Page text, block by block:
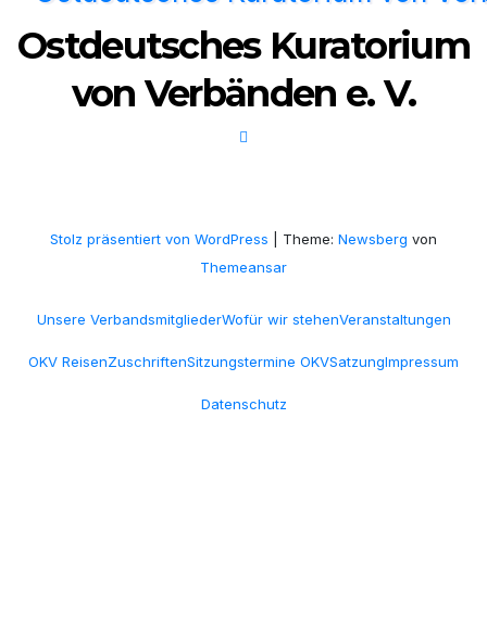
Ostdeutsches Kuratorium
von Verbänden e. V.
Stolz präsentiert von WordPress Theme: Newsberg von
Themeansar
Unsere VerbandsmitgliederWofür wir stehenVeranstaltungen
OKV ReisenZuschriftenSitzungstermine OKVSatzungImpressum
Datenschutz